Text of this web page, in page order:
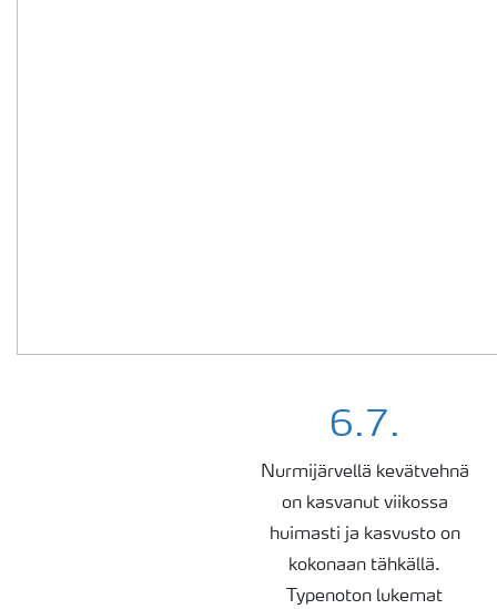
6.7.
Nurmijärvellä kevätvehnä
on kasvanut viikossa
huimasti ja kasvusto on
kokonaan tähkällä.
Typenoton lukemat